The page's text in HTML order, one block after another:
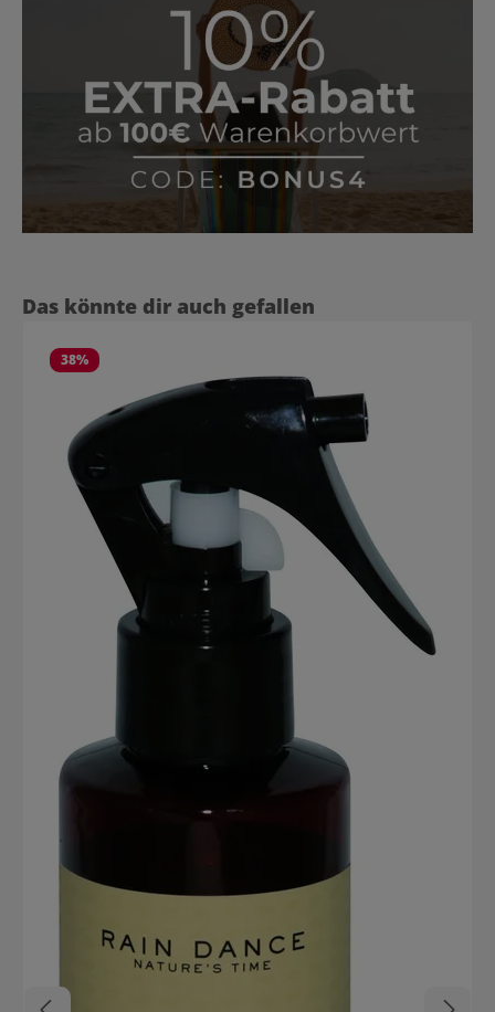
Produktgalerie überspringen
Das könnte dir auch gefallen
38%